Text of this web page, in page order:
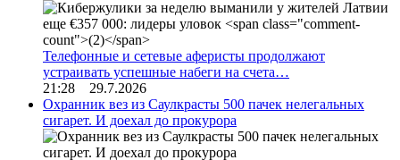
Телефонные и сетевые аферисты продолжают
устраивать успешные набеги на счета…
21:28 29.7.2026
Охранник вез из Саулкрасты 500 пачек нелегальных
сигарет. И доехал до прокурора